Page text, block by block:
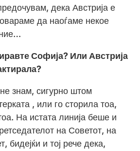
дека Австрија е
да наоѓаме некое
Софија? Или Австрија
знам, сигурно штом
, или го сторила тоа,
На истата линија беше и
на Советот, на
бидејќи и тој рече дека,